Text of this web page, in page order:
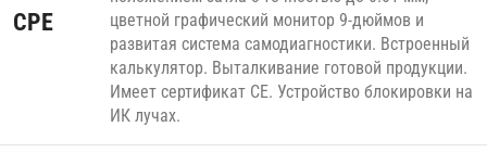
CPE
цветной графический монитор 9-дюймов и
развитая система самодиагностики. Встроенный
калькулятор. Выталкивание готовой продукции.
Имеет сертификат СЕ. Устройство блокировки на
ИК лучах.